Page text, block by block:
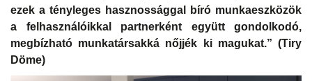
ezek a tényleges hasznossággal bíró munkaeszközök
a felhasználóikkal partnerként együtt gondolkodó,
megbízható munkatársakká nőjjék ki magukat.” (Tiry
Döme)